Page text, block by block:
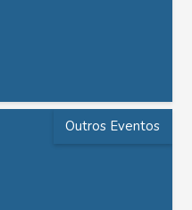
Outros Eventos